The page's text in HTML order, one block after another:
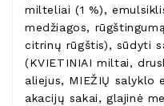
milteliai (1 %),
medžiagos,
citrinų rūgštis), sūdyti
(KVIETINIAI miltai,
aliejus, MIEŽIŲ salyklo
akacijų sakai, glajinė